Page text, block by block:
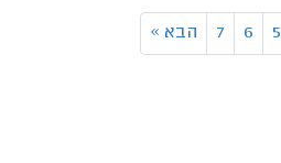
5
6
7 הבא »